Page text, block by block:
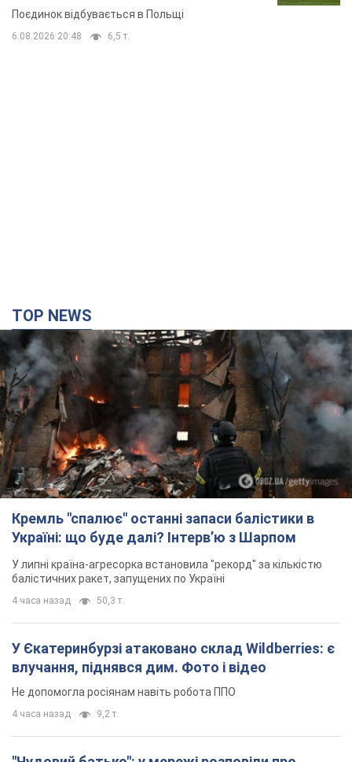
Кремль "спалює" останні запаси балістики в
Україні: що буде далі? Інтерв’ю з Шарпом
У липні країна-агресорка встановила "рекорд" за кількістю
балістичних ракет, запущених по Україні
4 часа назад 50,3 т.
У Єкатеринбурзі атаковано склад Wildberries: є
влучання, піднявся дим. Фото і відео
Не допомогла росіянам навіть робота ППО
4 часа назад
"Чудовий батько": у мережі розповіли про
чоловіка, якого Росія убила ударом по
Броварах. Фото
Чоловіка згадують як професіонала своєї справи
2 часа назад 1,4 т.